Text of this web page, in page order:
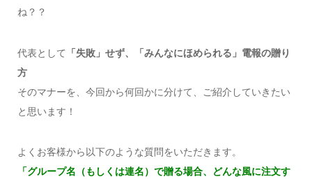
ね？？
代表として 「失敗」せず、「みんなにほめられる」電報の贈り
方
そのマナーを、今回から何回かに分けて、ご紹介していきたい
と思います！
よくお客様から以下のような質問をいただきます。
「グループ名（もしくは連名）で贈る場合、どんな風に注文す